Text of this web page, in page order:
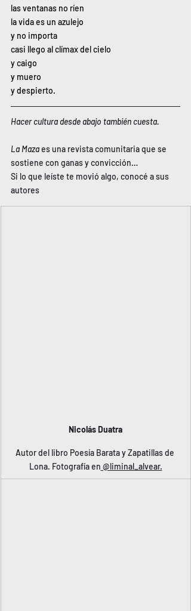
las ventanas no ríen
la vida es un azulejo
y no importa
casi llego al clímax del cielo
y caigo
y muero
y despierto.
Hacer cultura desde abajo también cuesta.
La Maza es una revista comunitaria que se
sostiene con ganas y convicción…
Si lo que leíste te movió algo, conocé a sus
autores
Nicolás Duatra
Autor del libro Poesía Barata y Zapatillas de
Lona. Fotografía en @liminal_alvear.